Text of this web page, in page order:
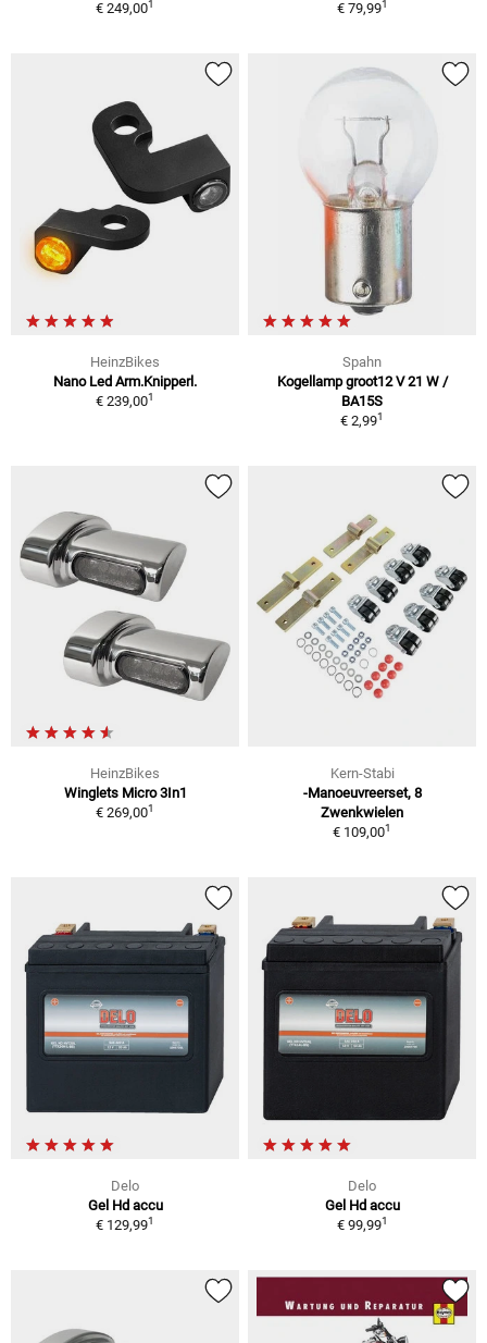
€ 249,001 € 79,991
HeinzBikes
Nano Led Arm.Knipperl.
€ 239,001
Spahn
Kogellamp groot12 V 21 W /
BA15S
€ 2,991
HeinzBikes
Winglets Micro 3In1
€ 269,001
Kern-Stabi
-Manoeuvreerset, 8
Zwenkwielen
€ 109,001
Delo
Gel Hd accu
€ 129,991
Delo
Gel Hd accu
€ 99,991